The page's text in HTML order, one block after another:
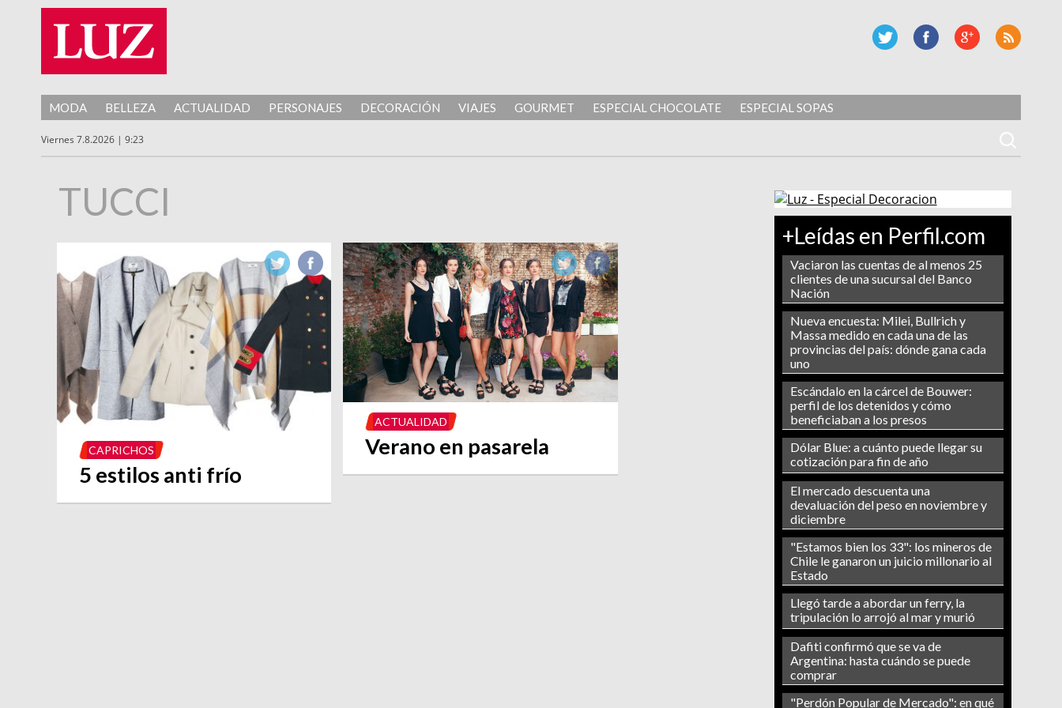
MODA BELLEZA ACTUALIDAD PERSONAJES DECORACIÓN VIAJES GOURMET ESPECIAL CHOCOLATE ESPECIAL SOPAS
Viernes 7.8.2026 | 9:23
+Leídas en Perfil.com
Vaciaron las cuentas de al menos 25
clientes de una sucursal del Banco
Nación
Nueva encuesta: Milei, Bullrich y
Massa medido en cada una de las
provincias del país: dónde gana cada
uno
Escándalo en la cárcel de Bouwer:
perfil de los detenidos y cómo
beneficiaban a los presos
Dólar Blue: a cuánto puede llegar su
cotización para fin de año
El mercado descuenta una
devaluación del peso en noviembre y
diciembre
"Estamos bien los 33": los mineros de
Chile le ganaron un juicio millonario al
Estado
Llegó tarde a abordar un ferry, la
tripulación lo arrojó al mar y murió
Dafiti confirmó que se va de
Argentina: hasta cuándo se puede
comprar
"Perdón Popular de Mercado": en qué
TUCCI
CAPRICHOS
5 estilos anti frío
ACTUALIDAD
Verano en pasarela